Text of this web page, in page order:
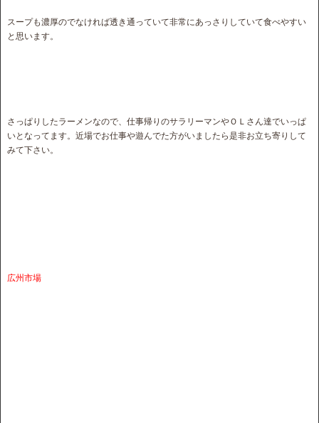
スープも濃厚のでなければ透き通っていて非常にあっさりしていて食べやすい
と思います。
さっぱりしたラーメンなので、仕事帰りのサラリーマンやＯＬさん達でいっぱ
いとなってます。近場でお仕事や遊んでた方がいましたら是非お立ち寄りして
みて下さい。
広州市場